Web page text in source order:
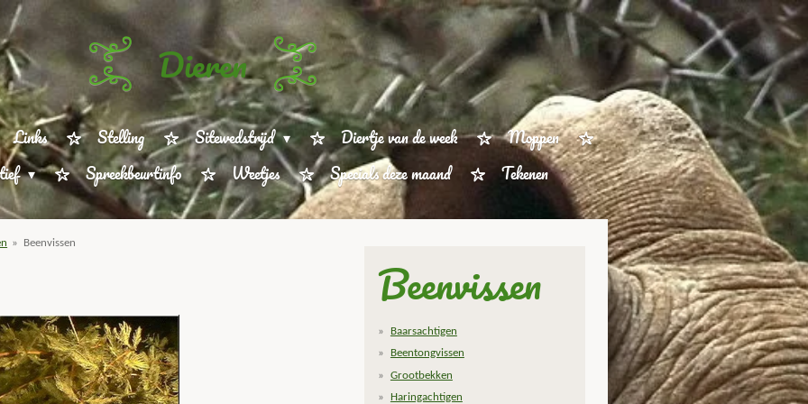
Dieren
Links Stelling Sitewedstrijd Diertje van de week
Moppen
Spreekbeurtinfo Weetjes Specials deze maand Tekenen
» Beenvissen
Beenvissen
Baarsachtigen
Beentongvissen
Grootbekken
Haringachtigen